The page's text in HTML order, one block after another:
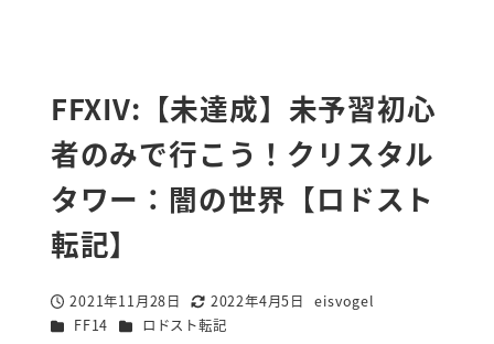
FFXIV:【未達成】未予習初心
者のみで行こう！クリスタル
タワー：闇の世界【ロドスト
転記】
投稿日
2021年11月28日
更新日
2022年4月5日
著
eisvogel
カテゴリー
FF14 カテゴリー
ロドスト転記